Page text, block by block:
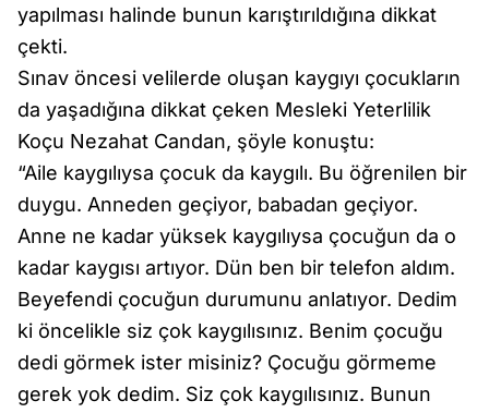
yapılması halinde bunun karıştırıldığına dikkat
çekti.
Sınav öncesi velilerde oluşan kaygıyı çocukların
da yaşadığına dikkat çeken Mesleki Yeterlilik
Koçu Nezahat Candan, şöyle konuştu:
“Aile kaygılıysa çocuk da kaygılı. Bu öğrenilen bir
duygu. Anneden geçiyor, babadan geçiyor.
Anne ne kadar yüksek kaygılıysa çocuğun da o
kadar kaygısı artıyor. Dün ben bir telefon aldım.
Beyefendi çocuğun durumunu anlatıyor. Dedim
ki öncelikle siz çok kaygılısınız. Benim çocuğu
dedi görmek ister misiniz? Çocuğu görmeme
gerek yok dedim. Siz çok kaygılısınız. Bunun